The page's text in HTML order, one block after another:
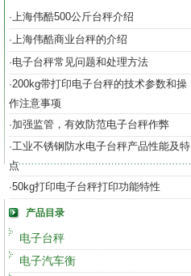
·上海伟酷500公斤台秤介绍
·上海伟酷商业台秤的介绍
·电子台秤常见问题和处理方法
·200kg带打印电子台秤的技术参数和操
作注意事项
·加强监管，有效防范电子台秤作弊
·工业不锈钢防水电子台秤产品性能及特
点
·50kg打印电子台秤打印功能特性
产品目录
电子台秤
电子汽车衡